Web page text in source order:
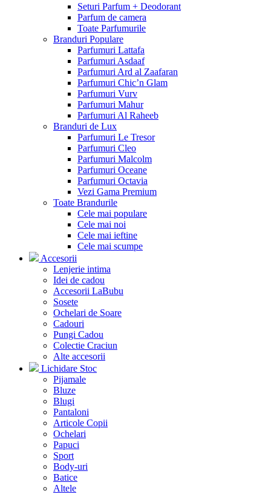
Seturi Parfum + Deodorant
Parfum de camera
Toate Parfumurile
Branduri Populare
Parfumuri Lattafa
Parfumuri Asdaaf
Parfumuri Ard al Zaafaran
Parfumuri Chic’n Glam
Parfumuri Vurv
Parfumuri Mahur
Parfumuri Al Raheeb
Branduri de Lux
Parfumuri Le Tresor
Parfumuri Cleo
Parfumuri Malcolm
Parfumuri Oceane
Parfumuri Octavia
Vezi Gama Premium
Toate Brandurile
Cele mai populare
Cele mai noi
Cele mai ieftine
Cele mai scumpe
Accesorii
Lenjerie intima
Idei de cadou
Accesorii LaBubu
Sosete
Ochelari de Soare
Cadouri
Pungi Cadou
Colectie Craciun
Alte accesorii
Lichidare Stoc
Pijamale
Bluze
Blugi
Pantaloni
Articole Copii
Ochelari
Papuci
Sport
Body-uri
Batice
Altele